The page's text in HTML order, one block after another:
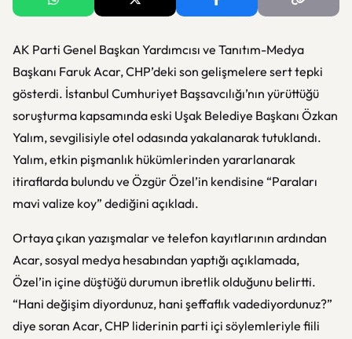
AK Parti Genel Başkan Yardımcısı ve Tanıtım-Medya
Başkanı Faruk Acar, CHP’deki son gelişmelere sert tepki
gösterdi. İstanbul Cumhuriyet Başsavcılığı’nın yürüttüğü
soruşturma kapsamında eski Uşak Belediye Başkanı Özkan
Yalım, sevgilisiyle otel odasında yakalanarak tutuklandı.
Yalım, etkin pişmanlık hükümlerinden yararlanarak
itiraflarda bulundu ve Özgür Özel’in kendisine “Paraları
mavi valize koy” dediğini açıkladı.
Ortaya çıkan yazışmalar ve telefon kayıtlarının ardından
Acar, sosyal medya hesabından yaptığı açıklamada,
Özel’in içine düştüğü durumun ibretlik olduğunu belirtti.
“Hani değişim diyordunuz, hani şeffaflık vadediyordunuz?”
diye soran Acar, CHP liderinin parti içi söylemleriyle fiili